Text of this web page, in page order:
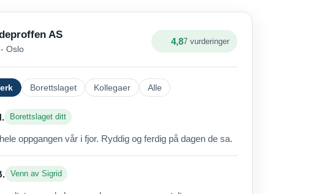
AS
Oslo
4,87 vurderinger
Borettslaget Kollegaer Alle
Borettslaget ditt
oppgangen vår i fjor. Ryddig og ferdig på dagen de sa.
Venn av Sigrid